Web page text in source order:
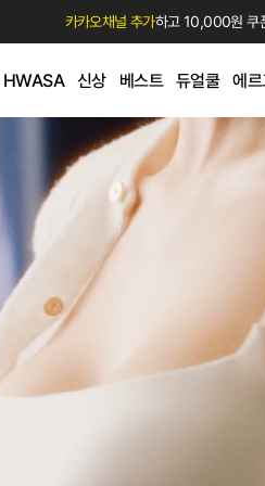
카카오채널 추가하고 10,000원 쿠
HWASA 신상 베스트 듀얼쿨 에